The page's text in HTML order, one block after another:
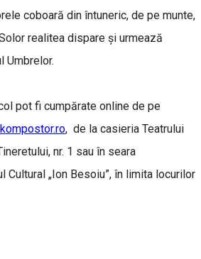
coboară din întuneric, de pe munte,
realitea dispare și urmează
Umbrelor.
pot fi cumpărate online de pe
kompostor.ro, de la casieria Teatrului
nr. 1 sau în seara
Cultural „Ion Besoiu”, în limita locurilor